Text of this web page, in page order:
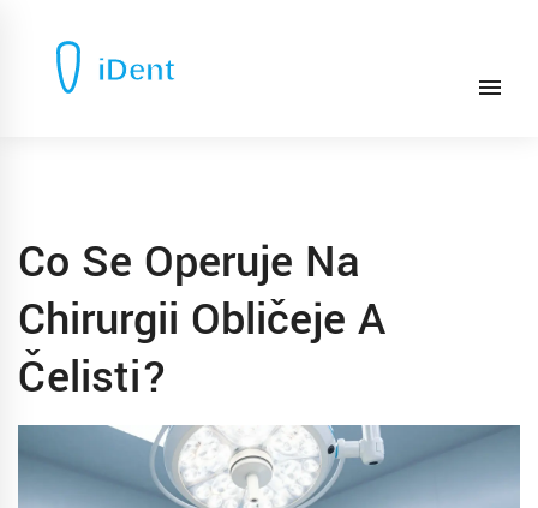
Co Se Operuje Na
Chirurgii Obličeje A
Čelisti?